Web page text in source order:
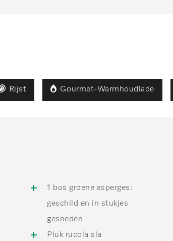
Rijst Gourmet-Warmhoudlade
1 bos groene asperges:
geschild en in stukjes
gesneden
Pluk rucola sla